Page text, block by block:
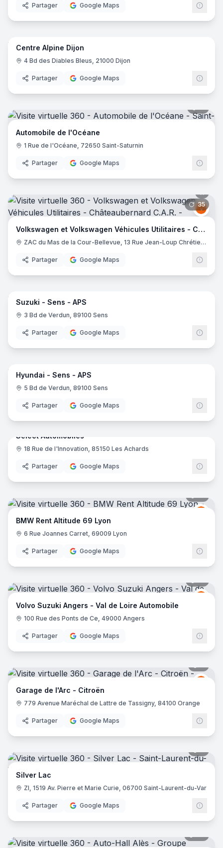
Partager Google Maps
9
Centre Alpine Dijon
4 Bd des Diables Bleus, 21000 Dijon
Partager Google Maps
Automobile de l'Océane
1 Rue de l'Océane, 72650 Saint-Saturnin
Partager Google Maps
35
V
Volkswagen et Volkswagen Véhicules Utilitaires - Châteaubernard C.A.R.
ZAC du Mas de la Cour-Bellevue, 13 Rue Jean-Loup Chrétien, 16100 Châteaubernard
Partager Google Maps
9
Suzuki - Sens - APS
3 Bd de Verdun, 89100 Sens
Partager Google Maps
12
Hyundai - Sens - APS
5 Bd de Verdun, 89100 Sens
Partager Google Maps
10
Select Automobiles
18 Rue de l'Innovation, 85150 Les Achards
Partager Google Maps
BMW
BMW Rent Altitude 69 Lyon
6 Rue Joannes Carret, 69009 Lyon
Partager Google Maps
Volvo
Volvo Suzuki Angers - Val de Loire Automobile
100 Rue des Ponts de Ce, 49000 Angers
Partager Google Maps
Garage de l'Arc - Citroën
779 Avenue Maréchal de Lattre de Tassigny, 84100 Orange
Partager Google Maps
Silver Lac
ZI, 1519 Av. Pierre et Marie Curie, 06700 Saint-Laurent-du-Var
Partager Google Maps